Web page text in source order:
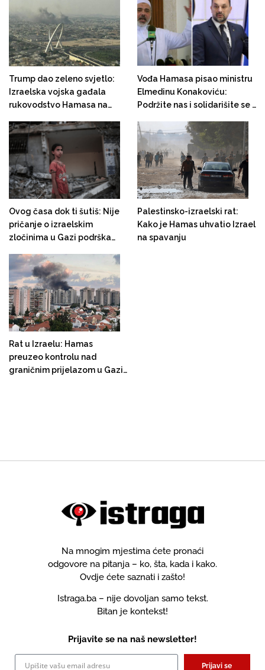
Trump dao zeleno svjetlo:
Izraelska vojska gađala
rukovodstvo Hamasa na
Vođa Hamasa pisao ministru
Elmedinu Konakoviću:
Podržite nas i solidarišite se s
Ovog časa dok ti šutiš: Nije
pričanje o izraelskim
zločinima u Gazi podrška
čovječanstvu!
Palestinsko-izraelski rat:
Kako je Hamas uhvatio Izrael
na spavanju
Rat u Izraelu: Hamas
preuzeo kontrolu nad
graničnim prijelazom u Gazi,
Na mnogim mjestima ćete pronaći
odgovore na pitanja – ko, šta, kada i kako.
Ovdje ćete saznati i zašto!
Istraga.ba – nije dovoljan samo tekst.
Bitan je kontekst!
Prijavite se na naš newsletter!
Prijavi se